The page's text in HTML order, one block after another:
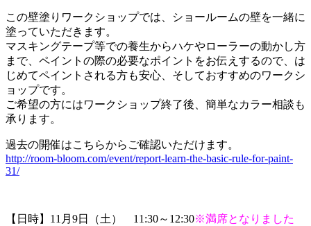
この壁塗りワークショップでは、ショールームの壁を一緒に
塗っていただきます。
マスキングテープ等での養生からハケやローラーの動かし方
まで、ペイントの際の必要なポイントをお伝えするので、は
じめてペイントされる方も安心、そしておすすめのワークシ
ョップです。
ご希望の方にはワークショップ終了後、簡単なカラー相談も
承ります。
過去の開催はこちらからご確認いただけます。
http://room-bloom.com/event/report-learn-the-basic-rule-for-paint-
31/
【日時】11月9日（土） 11:30～12:30※満席となりました